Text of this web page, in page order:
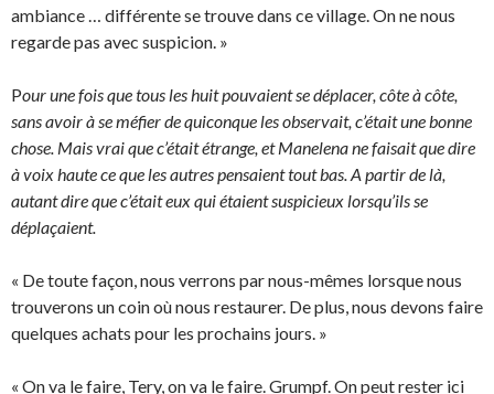
ambiance … différente se trouve dans ce village. On ne nous
regarde pas avec suspicion. »
Pour une fois que tous les huit pouvaient se déplacer, côte à côte,
sans avoir à se méfier de quiconque les observait, c’était une bonne
chose. Mais vrai que c’était étrange, et Manelena ne faisait que dire
à voix haute ce que les autres pensaient tout bas. A partir de là,
autant dire que c’était eux qui étaient suspicieux lorsqu’ils se
déplaçaient.
« De toute façon, nous verrons par nous-mêmes lorsque nous
trouverons un coin où nous restaurer. De plus, nous devons faire
quelques achats pour les prochains jours. »
« On va le faire, Tery, on va le faire. Grumpf. On peut rester ici